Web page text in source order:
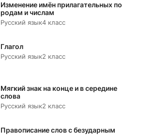
Изменение имён прилагательных по
родам и числам
Русский язык4 класс
Глагол
Русский язык2 класс
Мягкий знак на конце и в середине
слова
Русский язык2 класс
Правописание слов с безударным